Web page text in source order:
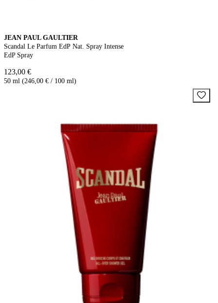
JEAN PAUL GAULTIER
Scandal Le Parfum EdP Nat. Spray Intense
EdP Spray
123,00 €
50 ml (246,00 € / 100 ml)